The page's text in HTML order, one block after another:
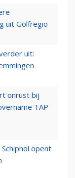
uit Golfregio
uit:
onrust bij
TAP
opent